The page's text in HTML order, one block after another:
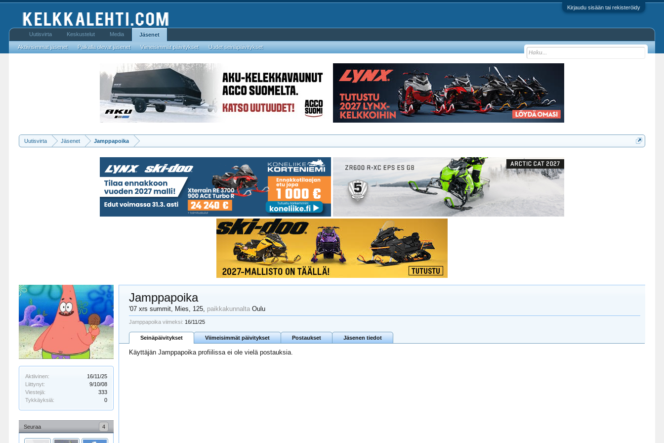
Kirjaudu sisään tai rekisteröidy
Uutisvirta Jäsenet Jamppapoika
Aktiivinen:
16/11/25
Liittynyt:
9/10/08
Viestejä:
333
Tykkäyksiä:
0
Seuraa 4
Jamppapoika
'07 xrs summit, Mies, 125, paikkakunnalta Oulu
Jamppapoika viimeksi: 16/11/25
Seinäpäivitykset Viimeisimmät päivitykset Postaukset Jäsenen tiedot
Käyttäjän Jamppapoika profiilissa ei ole vielä postauksia.
Uutisvirta Keskustelut Media Jäsenet
Aktiivisimmat jäsenet Paikalla olevat jäsenet Viimeisimmät päivitykset Uudet seinäpäivitykset